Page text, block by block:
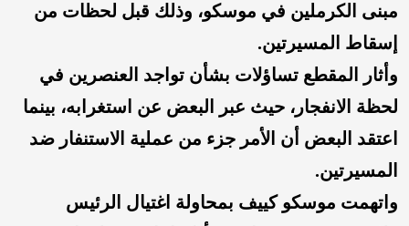
مبنى الكرملين في موسكو، وذلك قبل لحظات من
إسقاط المسيرتين.
وأثار المقطع تساؤلات بشأن تواجد العنصرين في
لحظة الانفجار، حيث عبر البعض عن استغرابه، بينما
اعتقد البعض أن الأمر جزء من عملية الاستنفار ضد
المسيرتين.
واتهمت موسكو كييف بمحاولة اغتيال الرئيس